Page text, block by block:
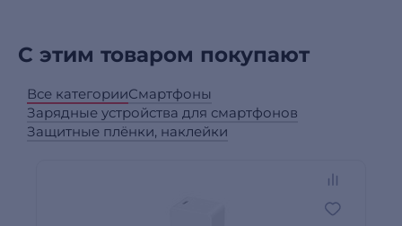
С этим товаром покупают
Все категорииСмартфоны
Зарядные устройства для смартфонов
Защитные плёнки, наклейки